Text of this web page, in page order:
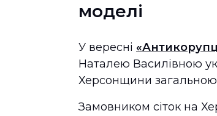
моделі
У вересні
Наталею Василівною
Херсонщини загальною
Замовником сіток на